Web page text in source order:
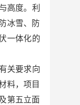
高度。利
冰雪、防
一体化的
关要求向
料，项目
第五立面